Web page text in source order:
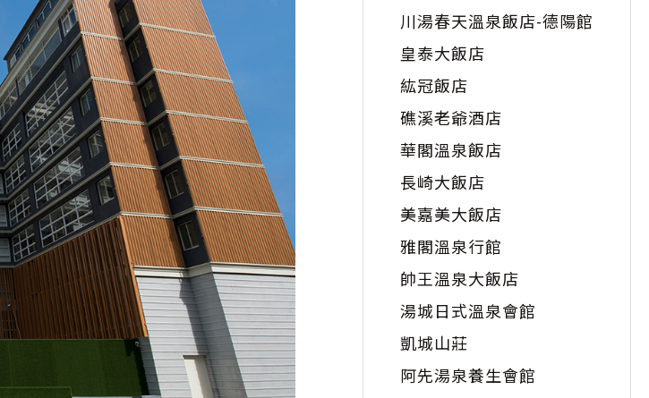
川湯春天溫泉飯店-德陽館
皇泰大飯店
紘冠飯店
礁溪老爺酒店
華閣溫泉飯店
長崎大飯店
美嘉美大飯店
雅閣溫泉行館
帥王溫泉大飯店
湯城日式溫泉會館
凱城山莊
阿先湯泉養生會館